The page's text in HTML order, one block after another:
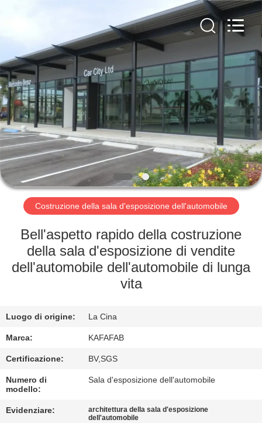
CASA.
PRODOTTI
VIDEO
SPETTACOLO
VR
CHI
SIAMO
FABBRICA
CONTROLLO
DELLA
QUALITÀ
Reserved.
Costruzione della sala d'esposizione dell'automobile
Bell'aspetto rapido della costruzione
della sala d'esposizione di vendite
dell'automobile dell'automobile di lunga
vita
Luogo di origine: La Cina
Marca: KAFAFAB
Certificazione: BV,SGS
Numero di
modello:
Sala d'esposizione dell'automobile
Evidenziare:
architettura della sala d'esposizione
dell'automobile